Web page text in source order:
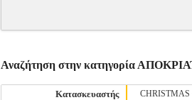
Αναζήτηση στην κατηγορία
Κατασκευαστής CHRISTMAS